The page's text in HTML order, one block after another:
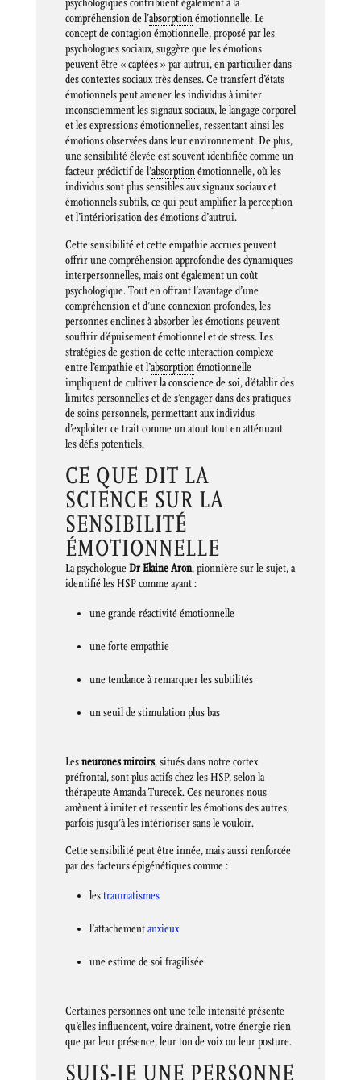
compréhension de l’absorptionémotionnelle. Le
concept de contagion émotionnelle, proposé par les
psychologues sociaux, suggère que les émotions
peuvent être « captées » par autrui, en particulier dans
des contextes sociaux très denses. Ce transfert d’états
émotionnels peut amener les individus à imiter
inconsciemment les signaux sociaux, le langage corporel
et les expressions émotionnelles, ressentant ainsi les
émotions observées dans leur environnement. De plus,
une sensibilité élevée est souvent identifiée comme un
facteur prédictif de l’absorptionémotionnelle, où les
individus sont plus sensibles aux signaux sociaux et
émotionnels subtils, ce qui peut amplifier la perception
et l’intériorisation des émotions d’autrui.
Cette sensibilité et cette empathie accrues peuvent
offrir une compréhension approfondie des dynamiques
interpersonnelles, mais ont également un coût
psychologique. Tout en offrant l’avantage d’une
compréhension et d’une connexion profondes, les
personnes enclines à absorber les émotions peuvent
souffrir d’épuisement émotionnel et de stress. Les
stratégies de gestion de cette interaction complexe
entre l’empathie et l’absorptionémotionnelle
impliquent de cultiverla conscience de soi, d’établir des
limites personnelles et de s’engager dans des pratiques
de soins personnels, permettant aux individus
d’exploiter ce trait comme un atout tout en atténuant
les défis potentiels.
CE QUE DIT LA
SCIENCE SUR LA
SENSIBILITÉ
ÉMOTIONNELLE
La psychologueDr Elaine Aron, pionnière sur le sujet, a
identifié les HSP comme ayant :
une grande réactivité émotionnelle
une forte empathie
une tendance à remarquer les subtilités
un seuil de stimulation plus bas
Lesneurones miroirs, situés dans notre cortex
préfrontal, sont plus actifs chez les HSP, selon la
thérapeute Amanda Turecek. Ces neurones nous
amènent à imiter et ressentir les émotions des autres,
parfois jusqu’à les intérioriser sans le vouloir.
Cette sensibilité peut être innée, mais aussi renforcée
par des facteurs épigénétiques comme :
lestraumatismes
l’attachementanxieux
une estime de soi fragilisée
Certaines personnes ont une telle intensité présente
qu’elles influencent, voire drainent, votre énergie rien
que par leur présence, leur ton de voix ou leur posture.
SUIS-JE UNE PERSONNE